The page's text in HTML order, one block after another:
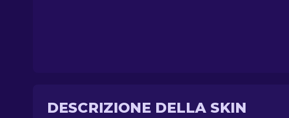
DESCRIZIONE DELLA SKIN